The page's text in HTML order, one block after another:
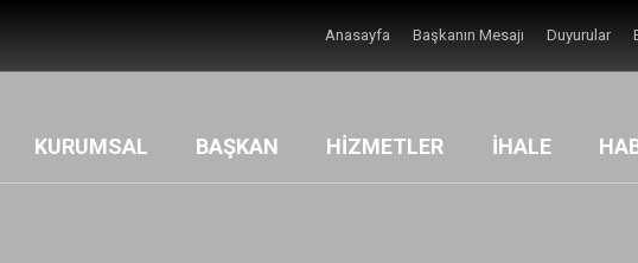
Anasayfa Başkanın Mesajı Duyurular
KURUMSAL BAŞKAN HİZMETLER İHALE